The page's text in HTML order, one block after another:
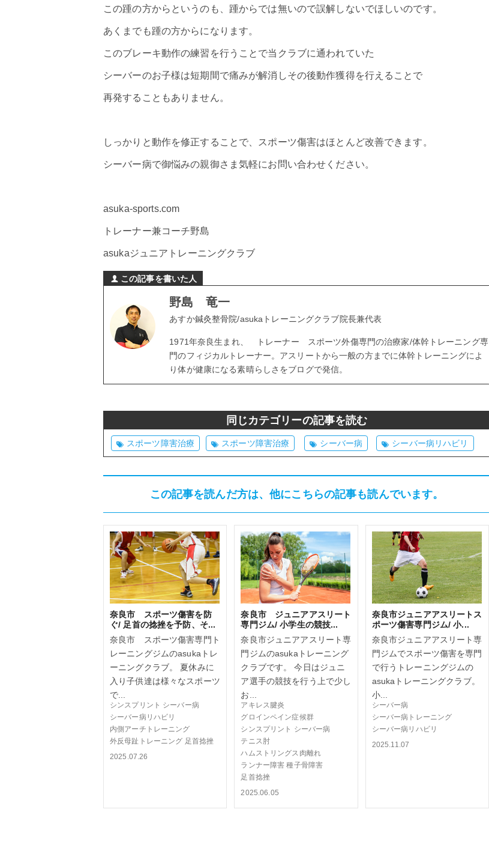
この踵の方からというのも、踵からでは無いので誤解しないでほしいのです。
あくまでも踵の方からになります。
このブレーキ動作の練習を行うことで当クラブに通われていた
シーバーのお子様は短期間で痛みが解消しその後動作獲得を行えることで
再発することもありません。
しっかりと動作を修正することで、スポーツ傷害はほとんど改善できます。
シーバー病で御悩みの親御さま気軽にお問い合わせください。
asuka-sports.com
トレーナー兼コーチ野島
asukaジュニアトレーニングクラブ
この記事を書いた人
野島 竜一
あすか鍼灸整骨院/asukaトレーニングクラブ院長兼代表
1971年奈良生まれ、 トレーナー スポーツ外傷専門の治療家/体幹トレーニング専
門のフィジカルトレーナー。アスリートから一般の方までに体幹トレーニングによ
り体が健康になる素晴らしさをブログで発信。
同じカテゴリーの記事を読む
スポーツ障害治療 スポーツ障害治療 シーバー病 シーバー病リハビリ
この記事を読んだ方は、他にこちらの記事も読んでいます。
奈良市 スポーツ傷害を防
ぐ/ 足首の捻挫を予防、そ...
奈良市 スポーツ傷害専門ト
レーニングジムのasukaトレ
ーニングクラブ。 夏休みに
入り子供達は様々なスポーツ
で...
シンスプリント シーバー病
シーバー病リハビリ
内側アーチトレーニング
外反母趾トレーニング 足首捻挫
2025.07.26
奈良市 ジュニアアスリート
専門ジム/ 小学生の競技...
奈良市ジュニアアスリート専
門ジムのasukaトレーニング
クラブです。 今日はジュニ
ア選手の競技を行う上で少し
お...
アキレス腱炎
グロインペイン症候群
シンスプリント シーバー病
テニス肘
ハムストリングス肉離れ
ランナー障害 種子骨障害
足首捻挫
2025.06.05
奈良市ジュニアアスリートス
ポーツ傷害専門ジム/ 小...
奈良市ジュニアアスリート専
門ジムでスポーツ傷害を専門
で行うトレーニングジムの
asukaトレーニングクラブ。
小...
シーバー病
シーバー病トレーニング
シーバー病リハビリ
2025.11.07